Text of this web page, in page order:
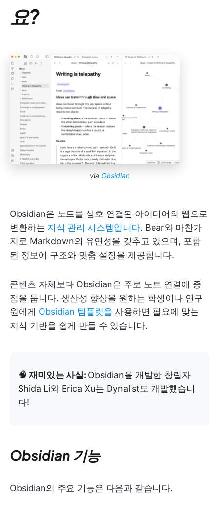
요?
via Obsidian
Obsidian은 노트를 상호 연결된 아이디어의 웹으로
변환하는 지식 관리 시스템입니다. Bear와 마찬가
지로 Markdown의 유연성을 갖추고 있으며, 포함
된 정보에 구조와 맞춤 설정을 제공합니다.
콘텐츠 자체보다 Obsidian은 주로 노트 연결에 중
점을 둡니다. 생산성 향상을 원하는 학생이나 연구
원에게 Obsidian 템플릿을 사용하면 필요에 맞는
지식 기반을 쉽게 만들 수 있습니다.
🧠 재미있는 사실: Obsidian을 개발한 창립자
Shida Li와 Erica Xu는 Dynalist도 개발했습니
다!
Obsidian 기능
Obsidian의 주요 기능은 다음과 같습니다.